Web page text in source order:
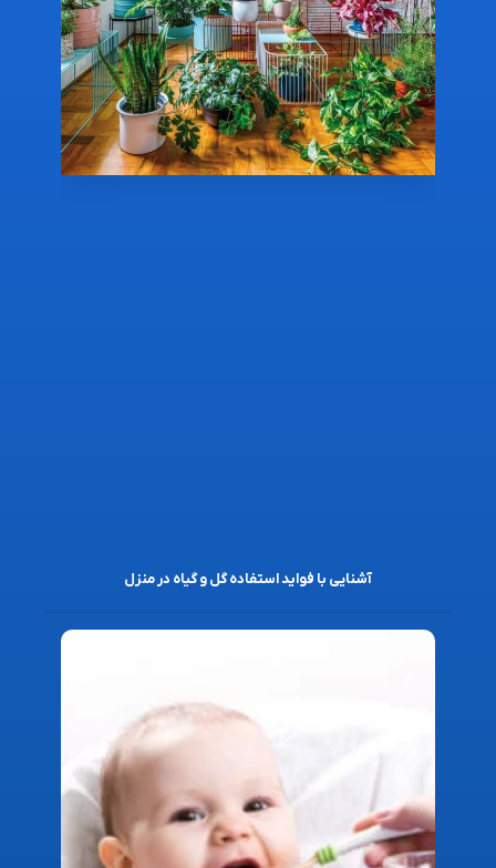
آشنایی با فواید استفاده گل و گیاه در منزل